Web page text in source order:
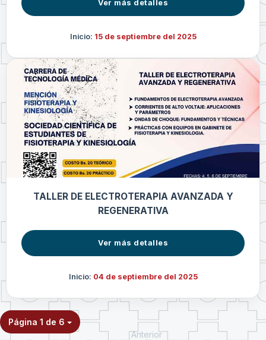
Ver más detalles
Inicio: 15 de septiembre del 2025
TALLER DE ELECTROTERAPIA AVANZADA Y
REGENERATIVA
Ver más detalles
Inicio: 04 de septiembre del 2025
Página 1 de 6
Anterior